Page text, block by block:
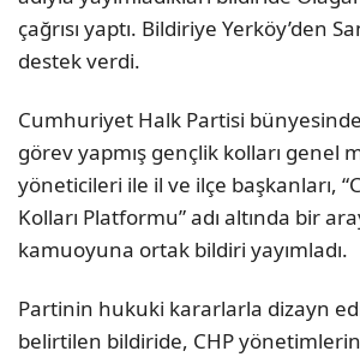
çağrısı yaptı. Bildiriye Yerköy’den
destek verdi.
Cumhuriyet Halk Partisi
görev yapmış gençlik kolları genel
yöneticileri ile il ve ilçe başkanları,
Kolları Platformu” adı altında bir
kamuoyuna ortak bildiri yayımladı.
Partinin hukuki kararlarla dizayn
belirtilen bildiride, CHP